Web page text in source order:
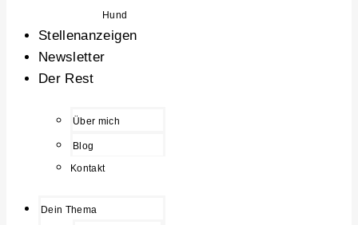
Hund
Stellenanzeigen
Newsletter
Der Rest
Über mich
Blog
Kontakt
Dein Thema